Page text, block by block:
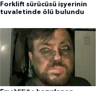
Forklift sürücüsü işyerinin
tuvaletinde ölü bulundu